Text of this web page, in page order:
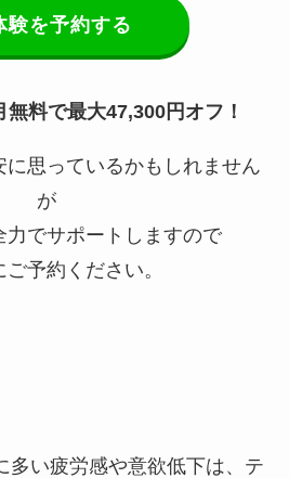
験を予約する
料で最大47,300円オフ！
思っているかもしれません
が
力でサポートしますので
予約ください。
多い疲労感や意欲低下は、テ